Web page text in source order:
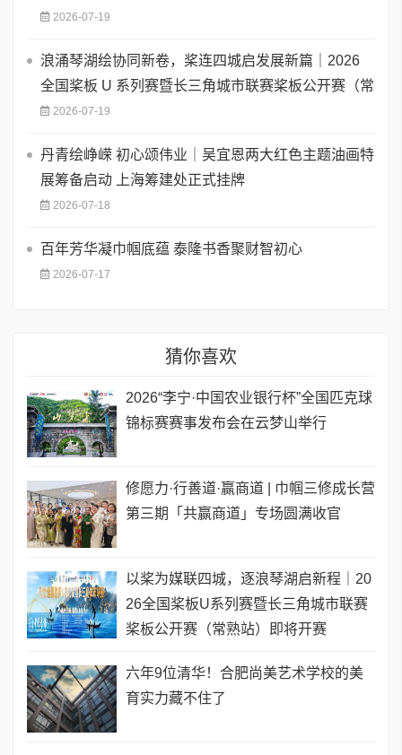
2026-07-19
浪涌琴湖绘协同新卷，桨连四城启发展新篇｜2026
全国桨板 U 系列赛暨长三角城市联赛桨板公开赛（常
2026-07-19
丹青绘峥嵘 初心颂伟业｜吴宜恩两大红色主题油画特
展筹备启动 上海筹建处正式挂牌
2026-07-18
百年芳华凝巾帼底蕴 泰隆书香聚财智初心
2026-07-17
猜你喜欢
2026“李宁·中国农业银行杯”全国匹克球
锦标赛赛事发布会在云梦山举行
修愿力·行善道·赢商道 | 巾帼三修成长营
第三期「共赢商道」专场圆满收官
以桨为媒联四城，逐浪琴湖启新程｜20
26全国桨板U系列赛暨长三角城市联赛
桨板公开赛（常熟站）即将开赛
六年9位清华！合肥尚美艺术学校的美
育实力藏不住了